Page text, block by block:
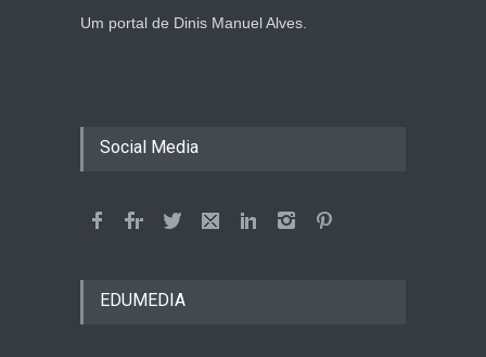
Um portal de Dinis Manuel Alves.
Social Media
EDUMEDIA